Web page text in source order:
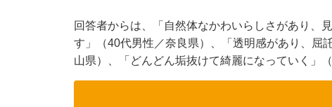
回答者からは、「自然体なかわいらしさがあり、
す」（40代男性／奈良県）、「透明感があり、屈
山県）、「どんどん垢抜けて綺麗になっていく」